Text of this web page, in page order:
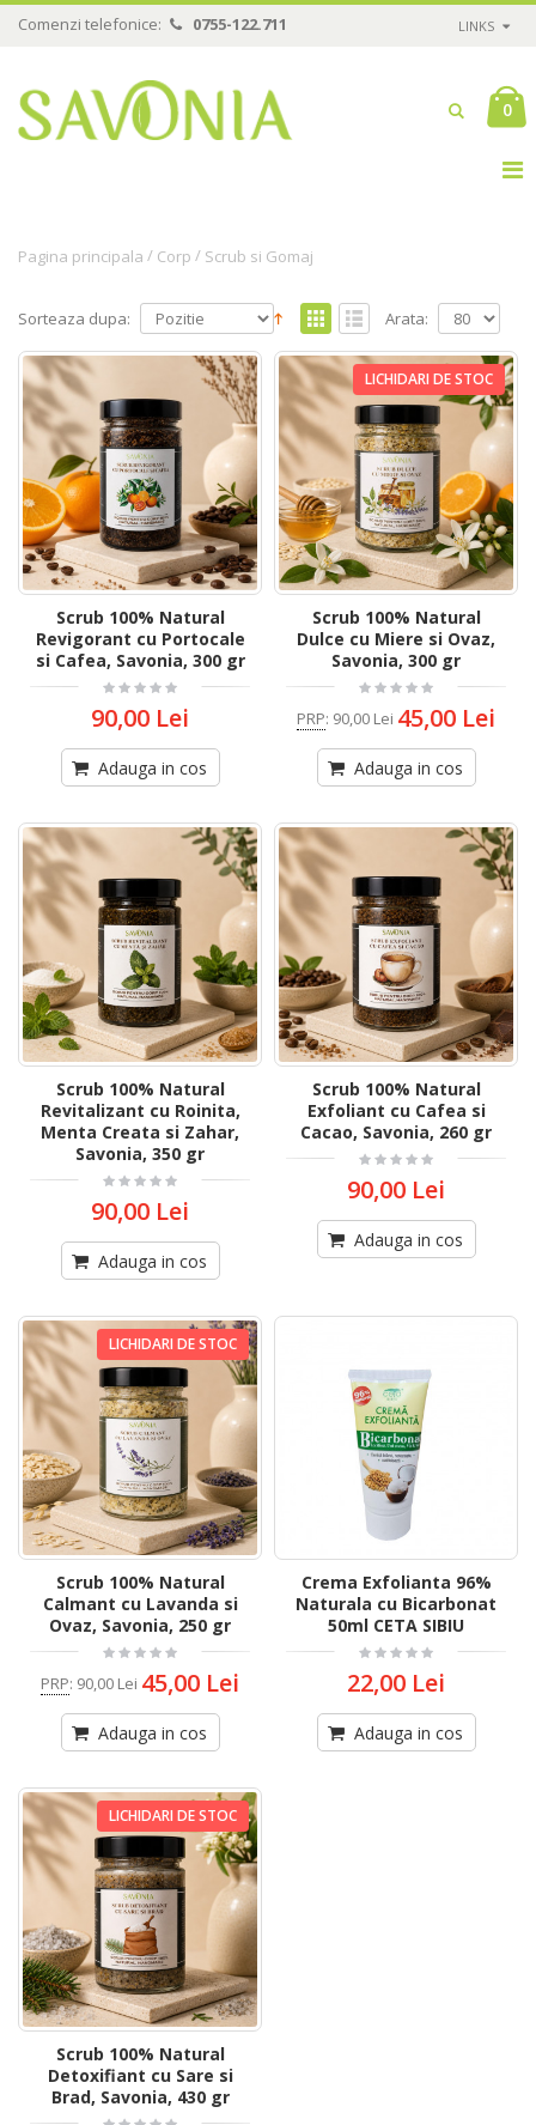
Comenzi telefonice: 0755-122.711 LINKS
0
Pagina principala / Corp / Scrub si Gomaj
Sorteaza dupa: Arata:
Scrub 100% Natural
Revigorant cu Portocale
si Cafea, Savonia, 300 gr
90,00 Lei
Adauga in cos
LICHIDARI DE STOC
Scrub 100% Natural
Dulce cu Miere si Ovaz,
Savonia, 300 gr
PRP: 90,00 Lei 45,00 Lei
Adauga in cos
Scrub 100% Natural
Revitalizant cu Roinita,
Menta Creata si Zahar,
Savonia, 350 gr
90,00 Lei
Adauga in cos
Scrub 100% Natural
Exfoliant cu Cafea si
Cacao, Savonia, 260 gr
90,00 Lei
Adauga in cos
LICHIDARI DE STOC
Scrub 100% Natural
Calmant cu Lavanda si
Ovaz, Savonia, 250 gr
PRP: 90,00 Lei 45,00 Lei
Adauga in cos
Crema Exfolianta 96%
Naturala cu Bicarbonat
50ml CETA SIBIU
22,00 Lei
Adauga in cos
LICHIDARI DE STOC
Scrub 100% Natural
Detoxifiant cu Sare si
Brad, Savonia, 430 gr